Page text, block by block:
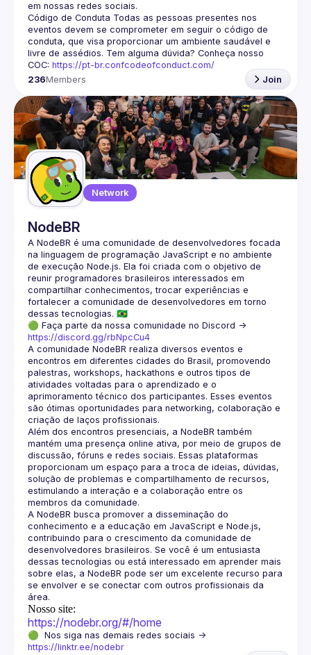
em nossas redes sociais.
Código de Conduta Todas as pessoas presentes nos
eventos devem se comprometer em seguir o código de
conduta, que visa proporcionar um ambiente saudável e
livre de assédios. Tem alguma dúvida? Conheça nosso
COC: https://pt-br.confcodeofconduct.com/
236Members Join
Network
NodeBR
A NodeBR é uma comunidade de desenvolvedores focada
na linguagem de programação JavaScript e no ambiente
de execução Node.js. Ela foi criada com o objetivo de
reunir programadores brasileiros interessados em
compartilhar conhecimentos, trocar experiências e
fortalecer a comunidade de desenvolvedores em torno
🟢 Faça parte da nossa comunidade no Discord ->
https://discord.gg/rbNpcCu4
A comunidade NodeBR realiza diversos eventos e
encontros em diferentes cidades do Brasil, promovendo
palestras, workshops, hackathons e outros tipos de
atividades voltadas para o aprendizado e o
aprimoramento técnico dos participantes. Esses eventos
são ótimas oportunidades para networking, colaboração e
Além dos encontros presenciais, a NodeBR também
mantém uma presença online ativa, por meio de grupos de
discussão, fóruns e redes sociais. Essas plataformas
proporcionam um espaço para a troca de ideias, dúvidas,
solução de problemas e compartilhamento de recursos,
estimulando a interação e a colaboração entre os
A NodeBR busca promover a disseminação do
conhecimento e a educação em JavaScript e Node.js,
contribuindo para o crescimento da comunidade de
desenvolvedores brasileiros. Se você é um entusiasta
dessas tecnologias ou está interessado em aprender mais
sobre elas, a NodeBR pode ser um excelente recurso para
se envolver e se conectar com outros profissionais da
Nosso site:
https://nodebr.org/#/home
https://linktr.ee/nodebr